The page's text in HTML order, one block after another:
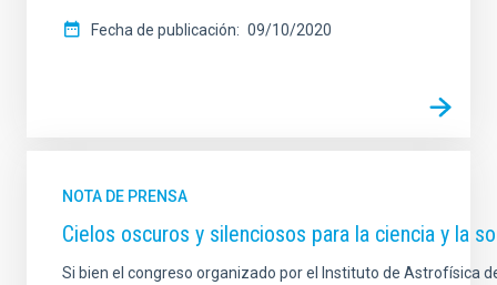
Fecha de publicación 09/10/2020
NOTA DE PRENSA
Cielos oscuros y silenciosos para la ciencia y la
Si bien el congreso organizado por el Instituto de Astrofísica